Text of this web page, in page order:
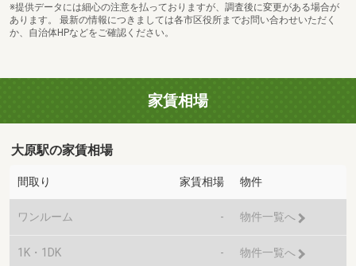
※提供データには細心の注意を払っておりますが、調査後に変更がある場合が
あります。 最新の情報につきましては各市区役所までお問い合わせいただく
か、自治体HPなどをご確認ください。
家賃相場
大原駅の家賃相場
間取り 家賃相場 物件
ワンルーム - 物件一覧へ
1K・1DK - 物件一覧へ